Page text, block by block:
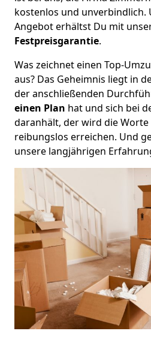
kostenlos und unverbindlich.
Angebot erhältst Du mit
Festpreisgarantie.
Was zeichnet einen Top-
aus? Das Geheimnis liegt in
der anschließenden
einen Plan hat und sich bei
daranhält, der wird die
reibungslos erreichen. Und
unsere langjährigen